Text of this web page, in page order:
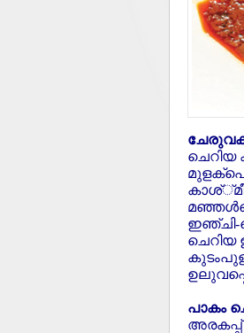
ഇഞ്ചി-
പാകം